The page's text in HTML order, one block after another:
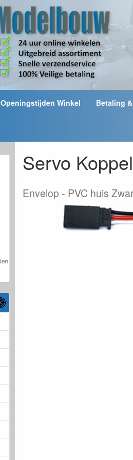
Openingstijden Winkel Betaling
Servo
Envelop PVC huis